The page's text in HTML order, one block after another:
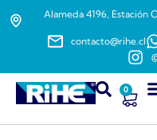
Alameda 4196, Estación
contacto@rihe.cl
0